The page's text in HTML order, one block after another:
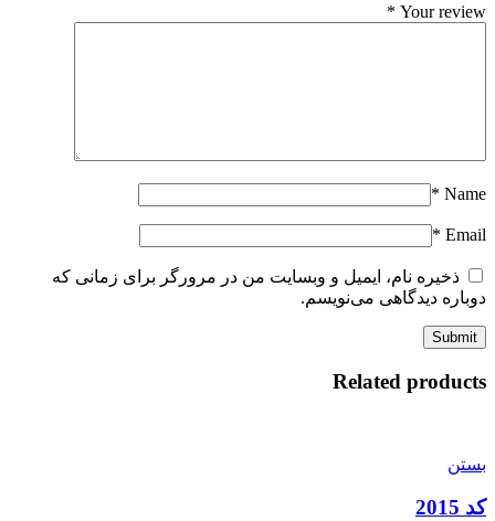
Your review
*
Name
*
Email
*
ذخیره نام، ایمیل و وبسایت من در مرورگر برای زمانی که
دوباره دیدگاهی می‌نویسم.
Related products
بستن
کد 2015